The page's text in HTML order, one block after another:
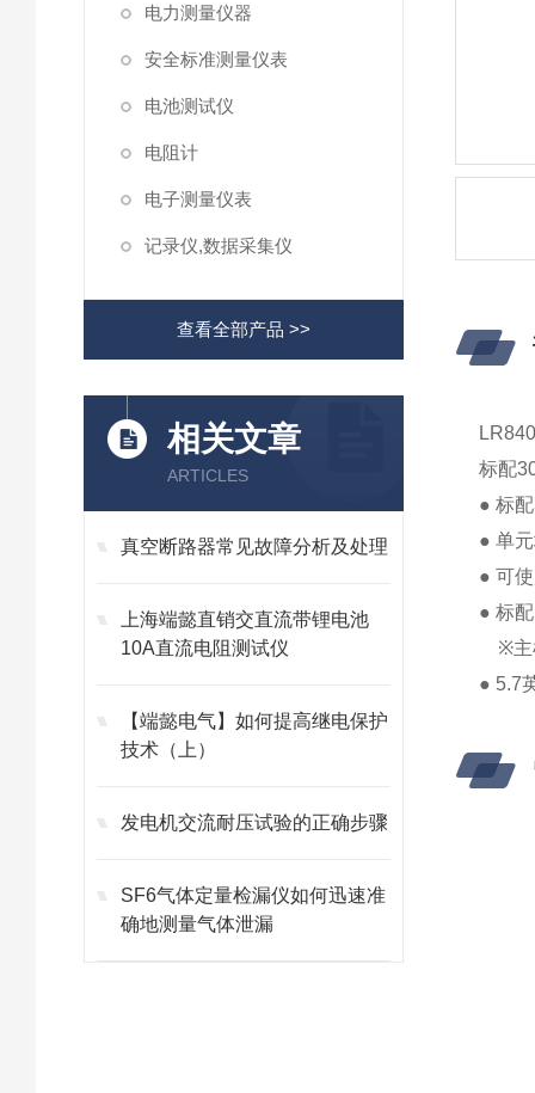
电力测量仪器
安全标准测量仪表
电池测试仪
电阻计
电子测量仪表
记录仪,数据采集仪
查看全部产品 >>
相关文章
ARTICLES
真空断路器常见故障分析及处理
上海端懿直销交直流带锂电池
10A直流电阻测试仪
【端懿电气】如何提高继电保护
技术（上）
发电机交流耐压试验的正确步骤
SF6气体定量检漏仪如何迅速准
确地测量气体泄漏
标配
● 标
● 单
● 可
● 标
※主
● 5.7